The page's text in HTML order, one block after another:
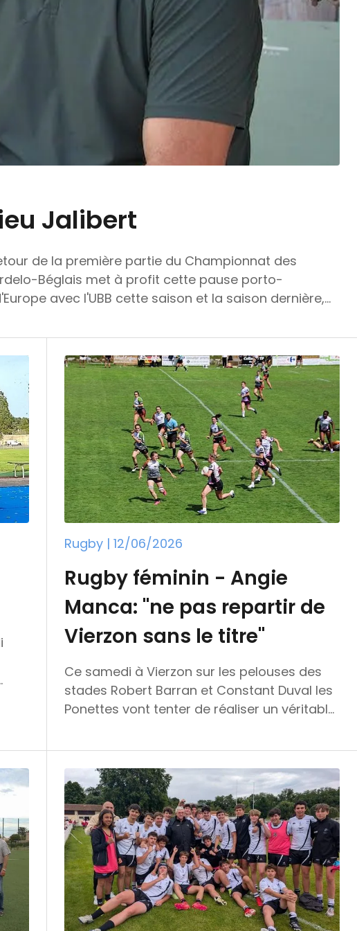
Jalibert
de la première partie du Championnat des
Béglais met à profit cette pause porto-
avec l'UBB cette saison et la saison dernière,
de la fusion du Stade Bordelais Université Club
partie des grosses cylindrées du championnat de
en compagnie de Toulon Toulouse,…
Rugby | 12/06/2026
Rugby féminin - Angie
Manca: "ne pas repartir de
Vierzon sans le titre"
Ce samedi à Vierzon sur les pelouses des
stades Robert Barran et Constant Duval les
Ponettes vont tenter de réaliser un véritable
demi-finales dans le Rhône voici une
semaine, les Bastiaises partent à la
conquête du Bouclier national. Une première
pour le Rugby corse Ce samedi, les
Ponettes seront à Vierzon pour tenter de
remporter le titre de championnes de
France. Mais pour espérer soulever au cœur
du Cher le tant convoité Bouclier, les filles
du duo Manca-Novarini devront écarter de
leur chemin des formations très